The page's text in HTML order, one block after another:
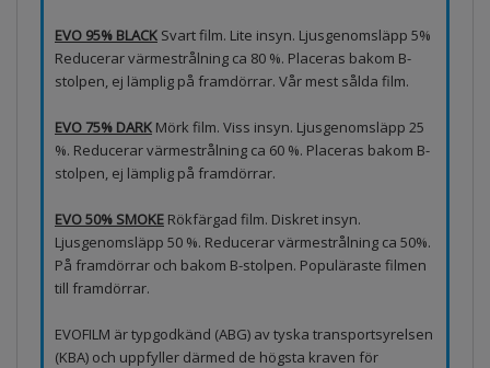
EVO 95% BLACK Svart film. Lite insyn. Ljusgenomsläpp 5%
Reducerar värmestrålning ca 80 %. Placeras bakom B-
stolpen, ej lämplig på framdörrar. Vår mest sålda film.
EVO 75% DARK Mörk film. Viss insyn. Ljusgenomsläpp 25
%. Reducerar värmestrålning ca 60 %. Placeras bakom B-
stolpen, ej lämplig på framdörrar.
EVO 50% SMOKE Rökfärgad film. Diskret insyn.
Ljusgenomsläpp 50 %. Reducerar värmestrålning ca 50%.
På framdörrar och bakom B-stolpen. Populäraste filmen
till framdörrar.
EVOFILM är typgodkänd (ABG) av tyska transportsyrelsen
(KBA) och uppfyller därmed de högsta kraven för